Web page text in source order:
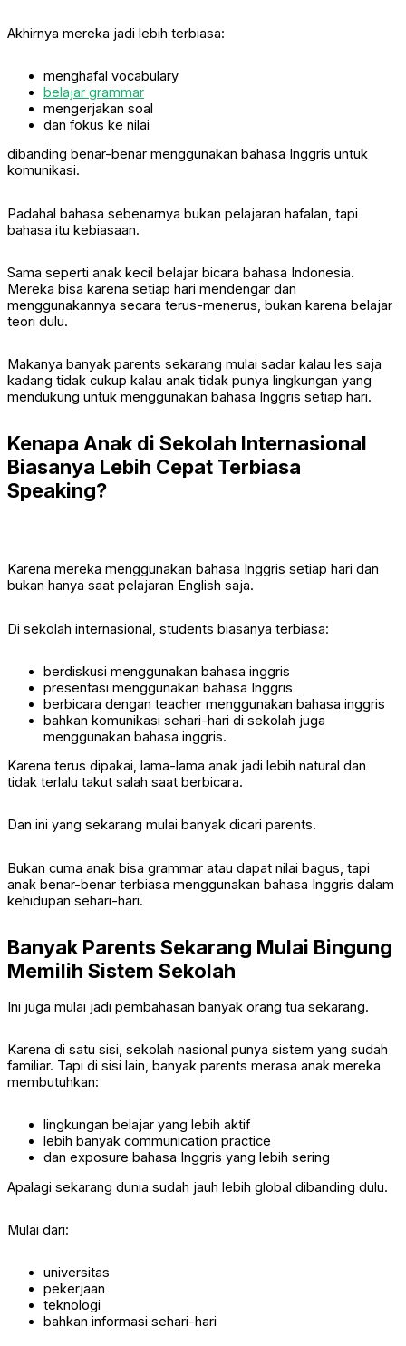
Akhirnya mereka jadi lebih terbiasa:
menghafal vocabulary
belajar grammar
mengerjakan soal
dan fokus ke nilai
dibanding benar-benar menggunakan bahasa Inggris untuk
komunikasi.
Padahal bahasa sebenarnya bukan pelajaran hafalan, tapi
bahasa itu kebiasaan.
Sama seperti anak kecil belajar bicara bahasa Indonesia.
Mereka bisa karena setiap hari mendengar dan
menggunakannya secara terus-menerus, bukan karena belajar
teori dulu.
Makanya banyak parents sekarang mulai sadar kalau les saja
kadang tidak cukup kalau anak tidak punya lingkungan yang
mendukung untuk menggunakan bahasa Inggris setiap hari.
Kenapa Anak di Sekolah Internasional
Biasanya Lebih Cepat Terbiasa
Speaking?
Karena mereka menggunakan bahasa Inggris setiap hari dan
bukan hanya saat pelajaran English saja.
Di sekolah internasional, students biasanya terbiasa:
berdiskusi menggunakan bahasa inggris
presentasi menggunakan bahasa Inggris
berbicara dengan teacher menggunakan bahasa inggris
bahkan komunikasi sehari-hari di sekolah juga
menggunakan bahasa inggris.
Karena terus dipakai, lama-lama anak jadi lebih natural dan
tidak terlalu takut salah saat berbicara.
Dan ini yang sekarang mulai banyak dicari parents.
Bukan cuma anak bisa grammar atau dapat nilai bagus, tapi
anak benar-benar terbiasa menggunakan bahasa Inggris dalam
kehidupan sehari-hari.
Banyak Parents Sekarang Mulai Bingung
Memilih Sistem Sekolah
Ini juga mulai jadi pembahasan banyak orang tua sekarang.
Karena di satu sisi, sekolah nasional punya sistem yang sudah
familiar. Tapi di sisi lain, banyak parents merasa anak mereka
membutuhkan:
lingkungan belajar yang lebih aktif
lebih banyak communication practice
dan exposure bahasa Inggris yang lebih sering
Apalagi sekarang dunia sudah jauh lebih global dibanding dulu.
Mulai dari:
universitas
pekerjaan
teknologi
bahkan informasi sehari-hari